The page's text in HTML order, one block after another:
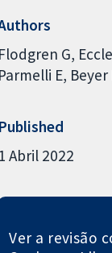
Flodgren G
Parmelli E Beyer
Published
1 Abril 2022
Ver a revisão